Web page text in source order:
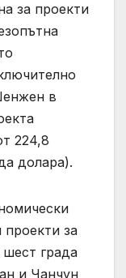
за проекти
в
224,8
долара).
проекти за
града
и Чанчун